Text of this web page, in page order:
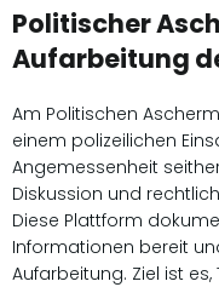
Politischer
Aufarbeitung
Am Politischen
einem polizeilichen
Angemessenheit
Diskussion und
Diese Plattform
Informationen bereit
Aufarbeitung. Ziel ist